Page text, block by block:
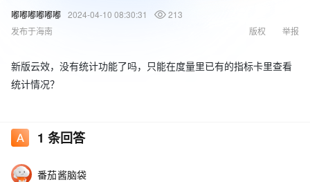
嘟嘟嘟嘟嘟嘟 2024-04-10 08:30:31
213
发布于海南
举报
版权
新版云效，没有统计功能了吗，只能在度量里已有的指标卡里查看
统计情况？
1 条回答
番茄酱脑袋